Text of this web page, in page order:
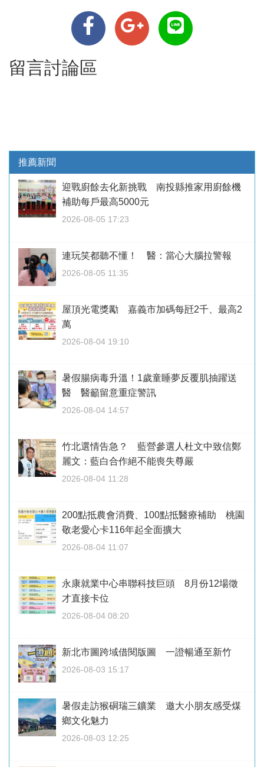
留言討論區
推薦新聞
迎戰廚餘去化新挑戰 南投縣推家用廚餘機
補助每戶最高5000元
2026-08-05 17:23
連玩笑都聽不懂！ 醫：當心大腦拉警報
2026-08-05 11:35
屋頂光電獎勵 嘉義市加碼每瓩2千、最高2
萬
2026-08-04 19:10
暑假腸病毒升溫！1歲童睡夢反覆肌抽躍送
醫 醫籲留意重症警訊
2026-08-04 14:57
竹北選情告急？ 藍營參選人杜文中致信鄭
麗文：藍白合作絕不能喪失尊嚴
2026-08-04 11:28
200點抵農會消費、100點抵醫療補助 桃園
敬老愛心卡116年起全面擴大
2026-08-04 11:07
永康就業中心串聯科技巨頭 8月份12場徵
才直接卡位
2026-08-04 08:20
新北市圖跨域借閱版圖 一證暢通至新竹
2026-08-03 15:17
暑假走訪猴硐瑞三鑛業 邀大小朋友感受煤
鄉文化魅力
2026-08-03 12:25